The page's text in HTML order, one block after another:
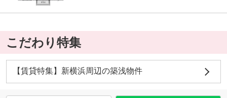
こだわり特集
【賃貸特集】新横浜周辺の築浅物件